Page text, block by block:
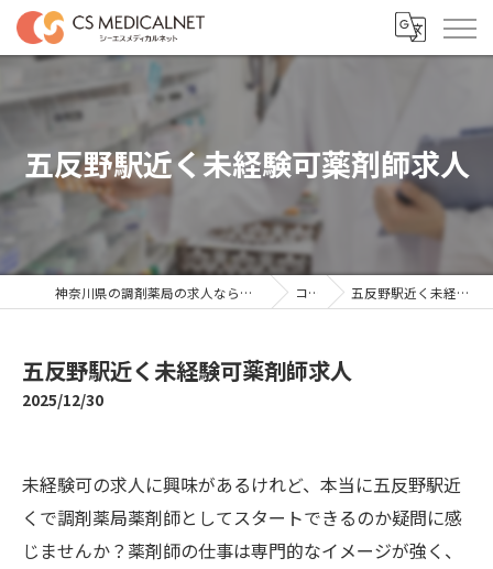
五反野駅近く未経験可薬剤師求人
神奈川県の調剤薬局の求人ならシーエスメディカルネット コラム 五反野駅近く未経験可薬剤師求人
五反野駅近く未経験可薬剤師求人
2025/12/30
未経験可の求人に興味があるけれど、本当に五反野駅近
くで調剤薬局薬剤師としてスタートできるのか疑問に感
じませんか？薬剤師の仕事は専門的なイメージが強く、